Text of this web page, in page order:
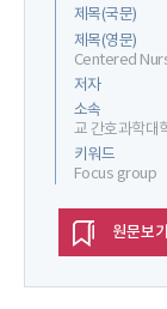
제목(국문)
제목(영문)
Centered
저자
소속
교 간호과학대
키워드
Focus group
원문보기